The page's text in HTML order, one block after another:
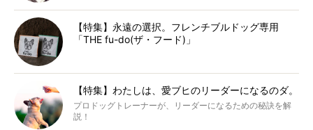
【特集】永遠の選択。フレンチブルドッグ専用
「THE fu-do(ザ・フード)」
【特集】わたしは、愛ブヒのリーダーになるのダ。
プロドッグトレーナーが、リーダーになるための秘訣を解
説！